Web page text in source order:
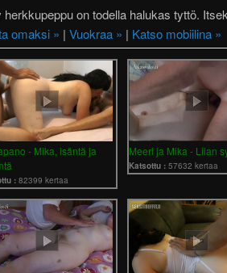
herkkupeppu on todella halukas tyttö.
omaksi » |Vuokraa » | Katso mobiilina »
- Mika, isäntä ja
:82399 kertaa
Meeri ja Mika - Liian
Katsottu :57632 kertaa